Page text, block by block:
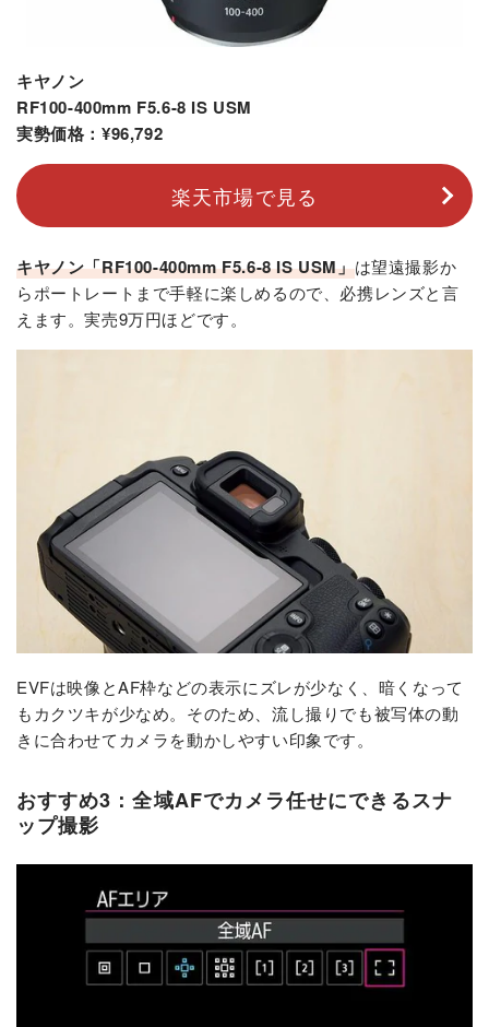
キヤノン
RF100-400mm F5.6-8 IS USM
実勢価格：¥96,792
楽天市場で見る
キヤノン「RF100-400mm F5.6-8 IS USM」は望遠撮影か
らポートレートまで手軽に楽しめるので、必携レンズと言
えます。実売9万円ほどです。
EVFは映像とAF枠などの表示にズレが少なく、暗くなって
もカクツキが少なめ。そのため、流し撮りでも被写体の動
きに合わせてカメラを動かしやすい印象です。
おすすめ3：全域AFでカメラ任せにできるスナ
ップ撮影